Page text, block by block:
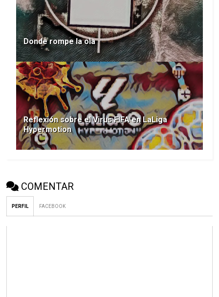
Donde rompe la ola
Reflexión sobre el Virus FIFA en LaLiga
Hypermotion
COMENTAR
PERFIL FACEBOOK